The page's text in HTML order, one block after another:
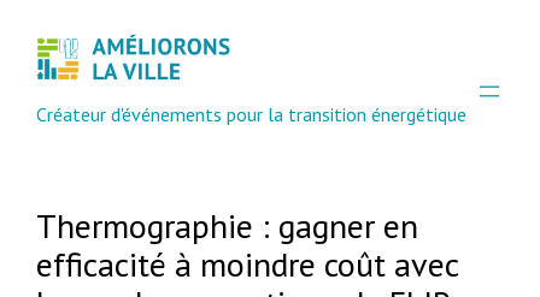
Créateur d'événements pour la transition énergétique
Thermographie : gagner en
efficacité à moindre coût avec